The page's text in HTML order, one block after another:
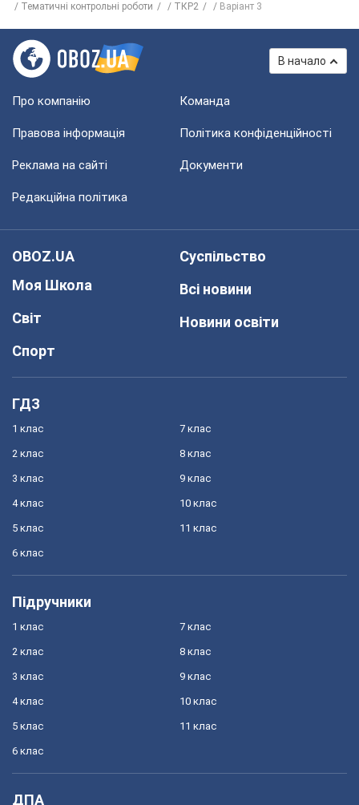
Тематичні контрольні роботи
ТКР2 Варіант 3
В начало
Про компанію Команда
Правова інформація Політика конфіденційності
Реклама на сайті Документи
Редакційна політика
OBOZ.UA
Моя Школа
Світ
Спорт
Суспільство
Всі новини
Новини освіти
ГДЗ
1 клас
2 клас
3 клас
4 клас
5 клас
6 клас
7 клас
8 клас
9 клас
10 клас
11 клас
Підручники
1 клас
2 клас
3 клас
4 клас
5 клас
6 клас
7 клас
8 клас
9 клас
10 клас
11 клас
ДПА